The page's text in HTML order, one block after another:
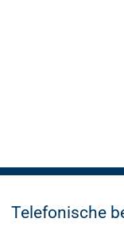
Telefonische